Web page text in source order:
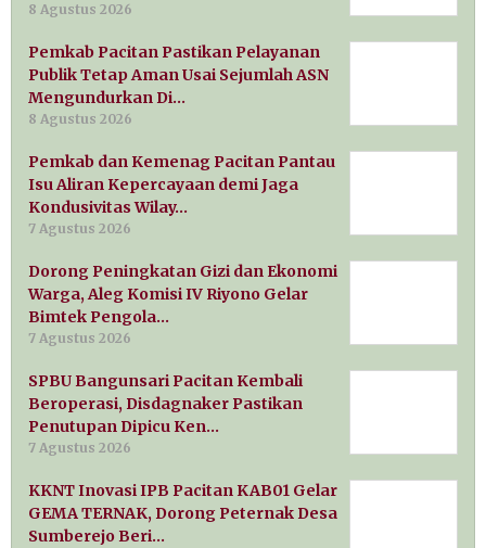
8 Agustus 2026
Pemkab Pacitan Pastikan Pelayanan
Publik Tetap Aman Usai Sejumlah ASN
Mengundurkan Di…
8 Agustus 2026
Pemkab dan Kemenag Pacitan Pantau
Isu Aliran Kepercayaan demi Jaga
Kondusivitas Wilay…
7 Agustus 2026
Dorong Peningkatan Gizi dan Ekonomi
Warga, Aleg Komisi IV Riyono Gelar
Bimtek Pengola…
7 Agustus 2026
SPBU Bangunsari Pacitan Kembali
Beroperasi, Disdagnaker Pastikan
Penutupan Dipicu Ken…
7 Agustus 2026
KKNT Inovasi IPB Pacitan KAB01 Gelar
GEMA TERNAK, Dorong Peternak Desa
Sumberejo Beri…